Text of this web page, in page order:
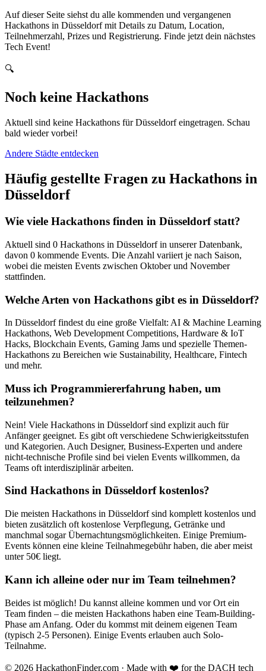
Auf dieser Seite siehst du alle kommenden und vergangenen
Hackathons in Düsseldorfmit Details zu Datum, Location,
Teilnehmerzahl, Prizes und Registrierung. Finde jetzt dein nächstes
Tech Event!
🔍
Noch keine Hackathons
Aktuell sind keine Hackathons fürDüsseldorfeingetragen. Schau
bald wieder vorbei!
Andere Städte entdecken
Häufig gestellte Fragen zu Hackathons in
Düsseldorf
Wie viele Hackathons finden in Düsseldorfstatt?
Aktuell sind 0 Hackathons in Düsseldorfin unserer Datenbank,
davon 0 kommende Events. Die Anzahl variiert je nach Saison,
wobei die meisten Events zwischen Oktober und November
stattfinden.
Welche Arten von Hackathons gibt es in Düsseldorf?
In Düsseldorffindest du eine große Vielfalt: AI & Machine Learning
Hackathons, Web Development Competitions, Hardware & IoT
Hacks, Blockchain Events, Gaming Jams und spezielle Themen-
Hackathons zu Bereichen wie Sustainability, Healthcare, Fintech
und mehr.
Muss ich Programmiererfahrung haben, um
teilzunehmen?
Nein! Viele Hackathons in Düsseldorfsind explizit auch für
Anfänger geeignet. Es gibt oft verschiedene Schwierigkeitsstufen
und Kategorien. Auch Designer, Business-Experten und andere
nicht-technische Profile sind bei vielen Events willkommen, da
Teams oft interdisziplinär arbeiten.
Sind Hackathons in Düsseldorfkostenlos?
Die meisten Hackathons in Düsseldorfsind komplett kostenlos und
bieten zusätzlich oft kostenlose Verpflegung, Getränke und
manchmal sogar Übernachtungsmöglichkeiten. Einige Premium-
Events können eine kleine Teilnahmegebühr haben, die aber meist
unter 50€ liegt.
Kann ich alleine oder nur im Team teilnehmen?
Beides ist möglich! Du kannst alleine kommen und vor Ort ein
Team finden – die meisten Hackathons haben eine Team-Building-
Phase am Anfang. Oder du kommst mit deinem eigenen Team
(typisch 2-5 Personen). Einige Events erlauben auch Solo-
Teilnahme.
© 2026 HackathonFinder.com · Made with ❤️ for the DACH tech